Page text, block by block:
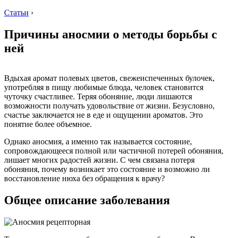
Статьи ›
Причины аносмии о методы борьбы с
ней
Вдыхая аромат полевых цветов, свежеиспеченных булочек,
употребляя в пищу любимые блюда, человек становится
чуточку счастливее. Теряя обоняние, люди лишаются
возможности получать удовольствие от жизни. Безусловно,
счастье заключается не в еде и ощущении ароматов. Это
понятие более объемное.
Однако аносмия, а именно так называется состояние,
сопровождающееся полной или частичной потерей обоняния,
лишает многих радостей жизни. С чем связана потеря
обоняния, почему возникает это состояние и возможно ли
восстановление нюха без обращения к врачу?
Общее описание заболевания